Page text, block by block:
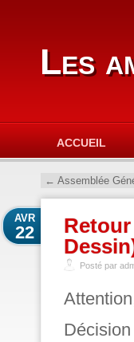
Les
ACCUEIL
← Assemblée
AVR
22
Posté par